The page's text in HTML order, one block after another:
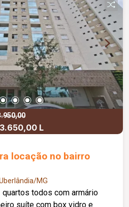
perca esta oportunidade
sua visita e entre em
L
locação no bairro
MG
todos com armário
suíte com box vidro e